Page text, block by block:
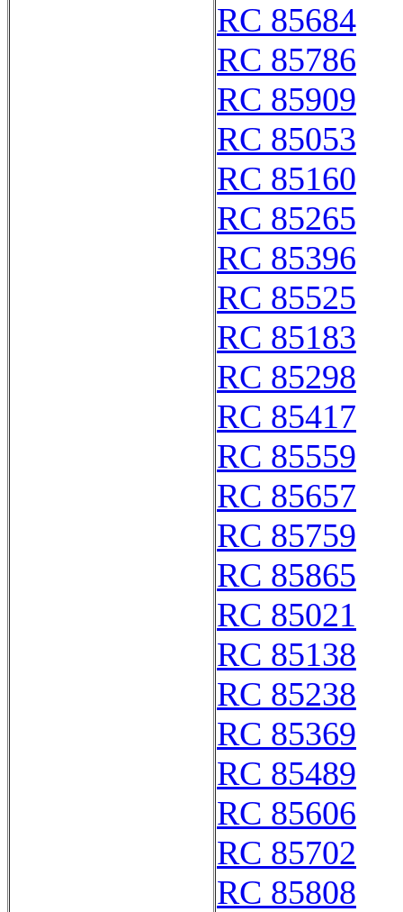
RC 85684
RC 85786
RC 85909
RC 85053
RC 85160
RC 85265
RC 85396
RC 85525
RC 85183
RC 85298
RC 85417
RC 85559
RC 85657
RC 85759
RC 85865
RC 85021
RC 85138
RC 85238
RC 85369
RC 85489
RC 85606
RC 85702
RC 85808